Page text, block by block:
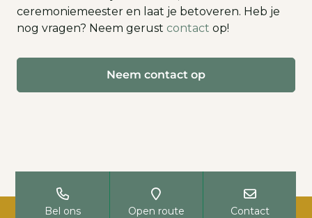
ceremoniemeester en laat je betoveren. Heb je
nog vragen? Neem gerust contact op!
Neem contact op
Bel ons Open route Contact